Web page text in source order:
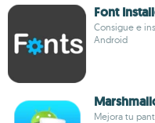
Font
Consigue e
Android
Mejora tu